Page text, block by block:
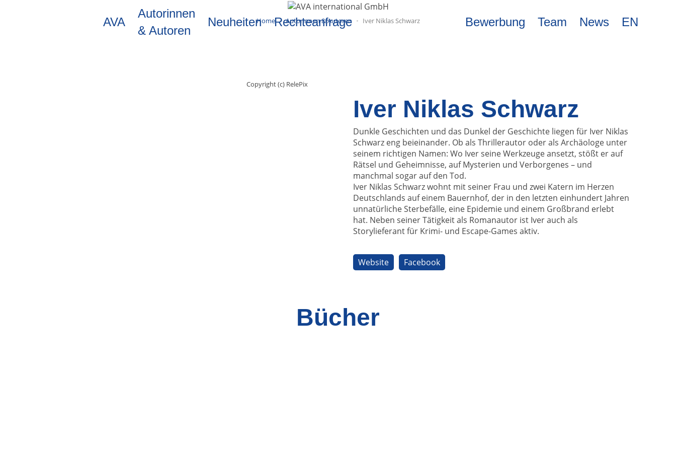
AVA
Autorinnen
& Autoren
Neuheiten Rechteanfrage Bewerbung Team News EN
Home Autorinnen & Autoren Iver Niklas Schwarz
Copyright (c) RelePix
Iver Niklas Schwarz
Dunkle Geschichten und das Dunkel der Geschichte liegen für Iver Niklas
Schwarz eng beieinander. Ob als Thrillerautor oder als Archäologe unter
seinem richtigen Namen: Wo Iver seine Werkzeuge ansetzt, stößt er auf
Rätsel und Geheimnisse, auf Mysterien und Verborgenes – und
manchmal sogar auf den Tod.
Iver Niklas Schwarz wohnt mit seiner Frau und zwei Katern im Herzen
Deutschlands auf einem Bauernhof, der in den letzten einhundert Jahren
unnatürliche Sterbefälle, eine Epidemie und einem Großbrand erlebt
hat. Neben seiner Tätigkeit als Romanautor ist Iver auch als
Storylieferant für Krimi- und Escape-Games aktiv.
Website Facebook
Bücher